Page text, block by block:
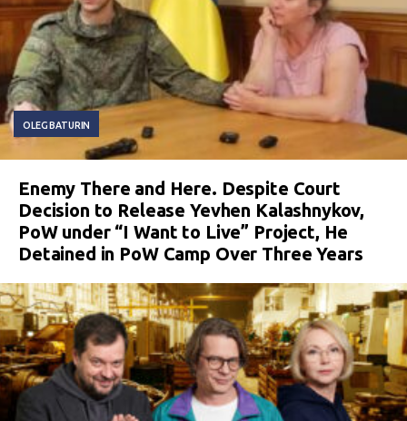
OLEG BATURIN
Enemy There and Here. Despite Court
Decision to Release Yevhen Kalashnykov,
PoW under “I Want to Live” Project, He
Detained in PoW Camp Over Three Years